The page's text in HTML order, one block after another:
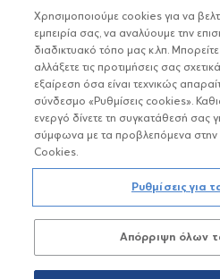
Δείτε τις πολιτικές μας
Βασικές Γνώσεις
Τα νέα μας
Χρήσιμοι σύνδεσμοι
H Eurobank Asset Management
Επενδυτική φιλοσοφία ESG
Πιστοποιημένα στελέχη και
Αποστολή Βιογραφικών
ΟΙ ΟΣΕΚΑ ΔΕΝ ΕΧΟΥΝ
ΠΡΟΗΓΟΥΜΕΝΕΣ ΑΠΟΔΟΣΕΙΣ
Copyright ©
Προστασία
Όροι
Χρησιμοποιούμε cookies για να
εμπειρία σας, να αναλύουμε την
διαδικτυακό τόπο μας κ.λπ. Μπορείτε
αλλάξετε τις προτιμήσεις σας
εξαίρεση όσα είναι τεχνικώς
σύνδεσμο «Ρυθμίσεις cookies».
ενεργό δίνετε τη συγκατάθεσή σας
σύμφωνα με τα προβλεπόμενα στην
Cookies.
Ρυθμίσεις για
Απόρριψη όλων